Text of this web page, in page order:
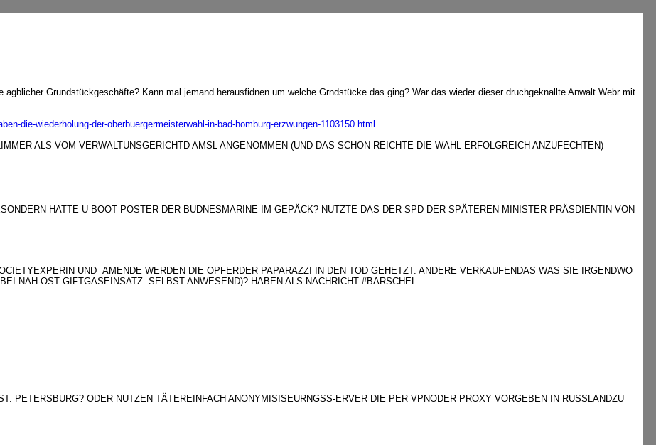
agblicher Grundstückgeschäfte? Kann mal jemand herausfidnen um welche Grndstücke das ging? War das wieder dieser druchgeknallte Anwalt Webr mit
die-wiederholung-der-oberbuergermeisterwahl-in-bad-homburg-erzwungen-1103150.html
ALS VOM VERWALTUNSGERICHTD AMSL ANGENOMMEN (UND DAS SCHON REICHTE DIE WAHL ERFOLGREICH ANZUFECHTEN)
HATTE U-BOOT POSTER DER BUDNESMARINE IM GEPÄCK? NUTZTE DAS DER SPD DER SPÄTEREN MINISTER-PRÄSDIENTIN VON
UND AMENDE WERDEN DIE OPFERDER PAPARAZZI IN DEN TOD GEHETZT. ANDERE VERKAUFENDAS WAS SIE IRGENDWO
NAH-OST GIFTGASEINSATZ SELBST ANWESEND)? HABEN ALS NACHRICHT #BARSCHEL
PETERSBURG? ODER NUTZEN TÄTEREINFACH ANONYMISISEURNGSS-ERVER DIE PER VPNODER PROXY VORGEBEN IN RUSSLANDZU